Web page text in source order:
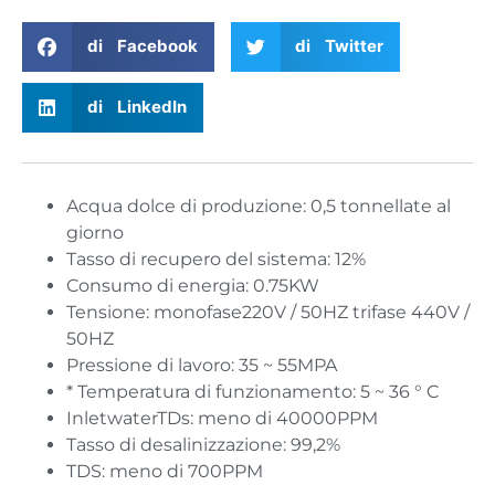
di Facebook di Twitter
di LinkedIn
Acqua dolce di produzione: 0,5 tonnellate al
giorno
Tasso di recupero del sistema: 12%
Consumo di energia: 0.75KW
Tensione: monofase220V / 50HZ trifase 440V /
50HZ
Pressione di lavoro: 35 ~ 55MPA
* Temperatura di funzionamento: 5 ~ 36 ° C
InletwaterTDs: meno di 40000PPM
Tasso di desalinizzazione: 99,2%
TDS: meno di 700PPM